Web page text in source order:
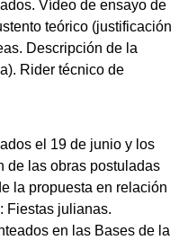
Vídeo de ensayo de
teórico (justificación
Descripción de la
Rider técnico de
el 19 de junio y los
de las obras postuladas
la propuesta en relación
Fiestas julianas.
en las Bases de la